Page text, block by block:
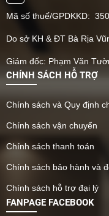
Mã số thuế/GPDKKD:
Do sở KH & ĐT Bà Rịa
Giám đốc: Phạm Văn
CHÍNH SÁCH HỖ TRỢ
Chính sách và Quy định
Chính sách vận chuyển
Chính sách thanh toán
Chính sách bảo hành và
Chính sách hỗ trợ đại lý
FANPAGE FACEBOOK